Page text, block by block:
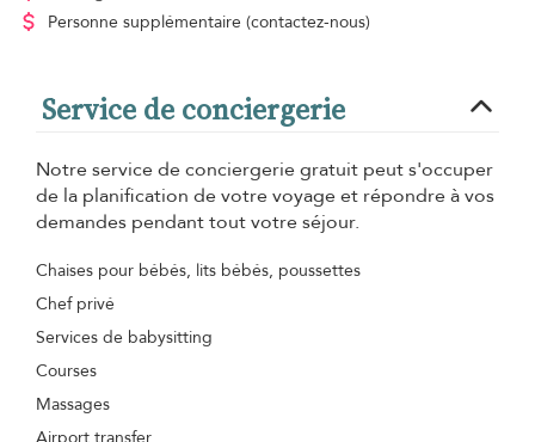
Personne supplémentaire (contactez-nous)
Service de conciergerie
Notre service de conciergerie gratuit peut s'occuper
de la planification de votre voyage et répondre à vos
demandes pendant tout votre séjour.
Chaises pour bébés, lits bébés, poussettes
Chef privé
Services de babysitting
Courses
Massages
Airport transfer